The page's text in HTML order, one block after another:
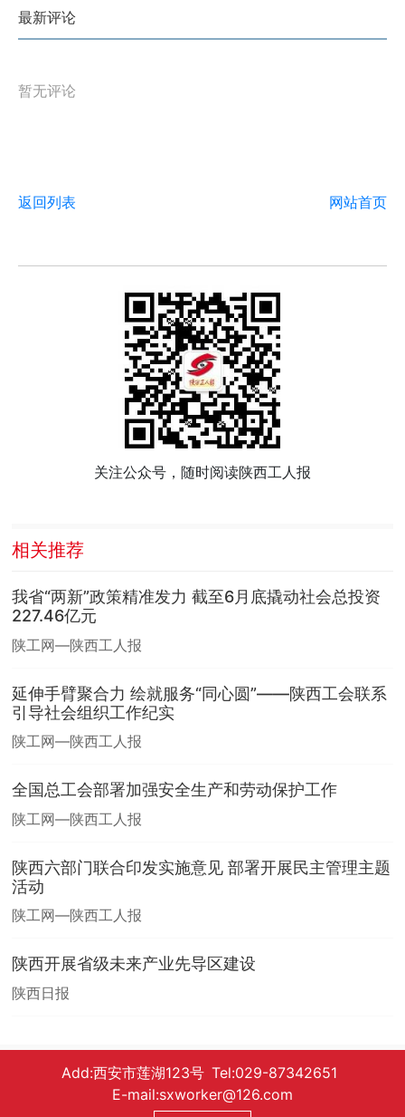
最新评论
暂无评论
返回列表 网站首页
关注公众号，随时阅读陕西工人报
相关推荐
我省“两新”政策精准发力 截至6月底撬动社会总投资
227.46亿元
陕工网—陕西工人报
延伸手臂聚合力 绘就服务“同心圆”——陕西工会联系
引导社会组织工作纪实
陕工网—陕西工人报
全国总工会部署加强安全生产和劳动保护工作
陕工网—陕西工人报
陕西六部门联合印发实施意见 部署开展民主管理主题
活动
陕工网—陕西工人报
陕西开展省级未来产业先导区建设
陕西日报
Add:西安市莲湖123号 Tel:029-87342651
E-mail:sxworker@126.com